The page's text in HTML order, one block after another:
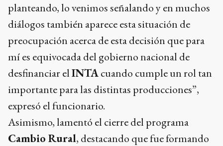
planteando, lo venimos señalando y en muchos
diálogos también aparece esta situación de
preocupación acerca de esta decisión que para
mí es equivocada del gobierno nacional de
desfinanciar elINTAcuando cumple un rol tan
importante para las distintas producciones”,
expresó el funcionario.
Asimismo, lamentó el cierre del programa
Cambio Rural, destacando que fue formando